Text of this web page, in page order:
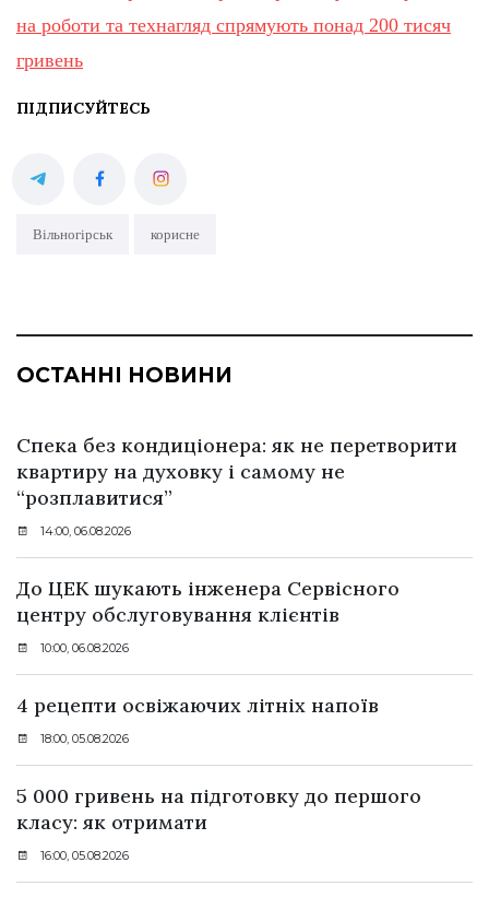
на роботи та технагляд спрямують понад 200 тисяч
гривень
ПІДПИСУЙТЕСЬ
Вільногірськ корисне
ОСТАННІ НОВИНИ
Спека без кондиціонера: як не перетворити
квартиру на духовку і самому не
“розплавитися”
14:00, 06.08.2026
До ЦЕК шукають інженера Сервісного
центру обслуговування клієнтів
10:00, 06.08.2026
4 рецепти освіжаючих літніх напоїв
18:00, 05.08.2026
5 000 гривень на підготовку до першого
класу: як отримати
16:00, 05.08.2026